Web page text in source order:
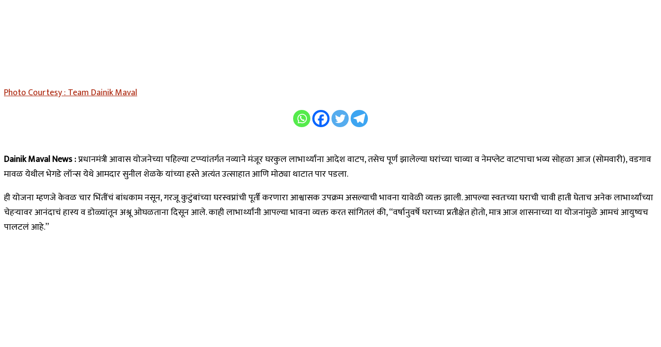
Photo Courtesy : Team Dainik Maval
Dainik Maval News :प्रधानमंत्री आवास योजनेच्या पहिल्या टप्प्यांतर्गत नव्याने मंजूर घरकुल लाभार्थ्यांना आदेश वाटप, तसेच पूर्ण झालेल्या घरांच्या चाव्या व नेमप्लेट वाटपाचा भव्य सोहळा आज (सोमवारी), वडगाव
मावळ येथील भेगडे लॉन्स येथे आमदार सुनील शेळके यांच्या हस्ते अत्यंत उत्साहात आणि मोठ्या थाटात पार पडला.
ही योजना म्हणजे केवळ चार भिंतींचं बांधकाम नसून, गरजू कुटुंबांच्या घरस्वप्नांची पूर्ती करणारा आश्वासक उपक्रम असल्याची भावना यावेळी व्यक्त झाली. आपल्या स्वतःच्या घराची चावी हाती घेताच अनेक लाभार्थ्यांच्या
चेहऱ्यावर आनंदाचं हास्य व डोळ्यांतून अश्रू ओघळताना दिसून आले. काही लाभार्थ्यांनी आपल्या भावना व्यक्त करत सांगितलं की, “वर्षानुवर्षे घराच्या प्रतीक्षेत होतो, मात्र आज शासनाच्या या योजनांमुळे आमचं आयुष्यच
पालटलं आहे.”